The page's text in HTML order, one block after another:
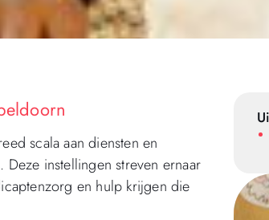
scala aan diensten en
instellingen streven ernaar
en hulp krijgen die